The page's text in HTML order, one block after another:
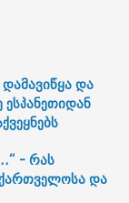
და
ესპანეთიდან
- რას
და